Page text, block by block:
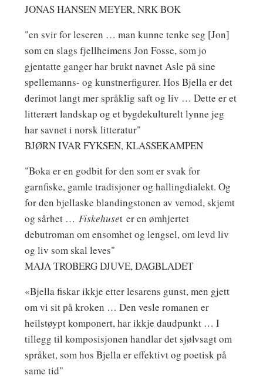
JONAS HANSEN MEYER, NRK BOK
"en svir for leseren … man kunne tenke seg [Jon]
som en slags fjellheimens Jon Fosse, som jo
gjentatte ganger har brukt navnet Asle på sine
spellemanns- og kunstnerfigurer. Hos Bjella er det
derimot langt mer språklig saft og liv … Dette er et
litterært landskap og et bygdekulturelt lynne jeg
har savnet i norsk litteratur"
BJØRN IVAR FYKSEN, KLASSEKAMPEN
"Boka er en godbit for den som er svak for
garnfiske, gamle tradisjoner og hallingdialekt. Og
for den bjellaske blandingstonen av vemod, skjemt
og sårhet … Fiskehuset er en ømhjertet
debutroman om ensomhet og lengsel, om levd liv
og liv som skal leves"
MAJA TROBERG DJUVE, DAGBLADET
«Bjella fiskar ikkje etter lesarens gunst, men gjett
om vi sit på kroken … Den vesle romanen er
heilstøypt komponert, har ikkje daudpunkt … I
tillegg til komposisjonen handlar det sjølvsagt om
språket, som hos Bjella er effektivt og poetisk på
same tid"